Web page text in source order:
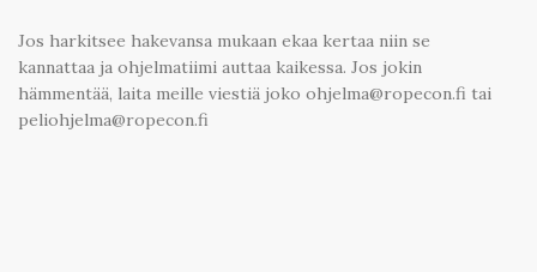
Jos harkitsee hakevansa mukaan ekaa kertaa niin se
kannattaa ja ohjelmatiimi auttaa kaikessa. Jos jokin
hämmentää, laita meille viestiä joko ohjelma@ropecon.fi tai
peliohjelma@ropecon.fi